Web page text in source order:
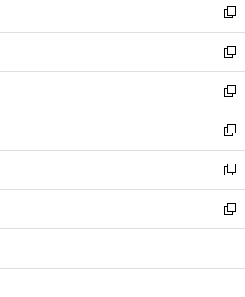
で
開
く
ド
ウ
で
開
く
ィ
ン
ド
ウ
で
開
く
い
ウ
ィ
ン
ド
ウ
で
開
く
新
し
い
ウ
ィ
ン
ド
ウ
で
開
く
新
し
い
ウ
ィ
ン
ド
ウ
で
開
新
し
い
ウ
ィ
ン
ド
ウ
開
新
し
い
ウ
ィ
ン
ウ
新
し
い
ウ
ン
新
し
ウ